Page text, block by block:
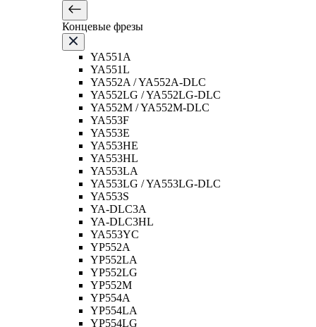
Концевые фрезы
YA551A
YA551L
YA552A / YA552A-DLC
YA552LG / YA552LG-DLC
YA552M / YA552M-DLC
YA553F
YA553E
YA553HE
YA553HL
YA553LA
YA553LG / YA553LG-DLC
YA553S
YA-DLC3A
YA-DLC3HL
YA553YC
YP552A
YP552LA
YP552LG
YP552M
YP554A
YP554LA
YP554LG